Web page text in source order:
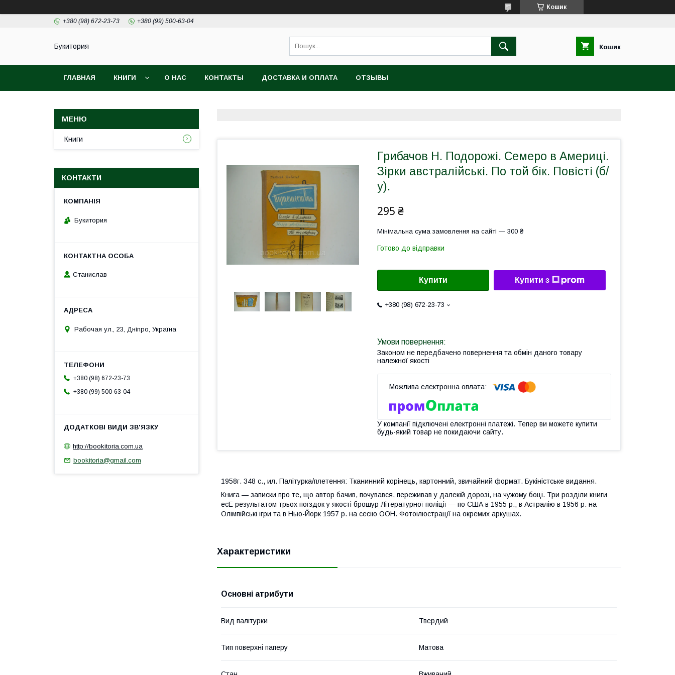
Кошик
+380 (98) 672-23-73 +380 (99) 500-63-04
Букитория Кошик
ГЛАВНАЯ КНИГИ О НАС КОНТАКТЫ ДОСТАВКА И ОПЛАТА ОТЗЫВЫ
Грибачов Н. Подорожі. Семеро в Америці.
Зірки австралійські. По той бік. Повісті (б/
у).
295 ₴
Мінімальна сума замовлення на сайті — 300 ₴
Готово до відправки
Купити Купити з
+380 (98) 672-23-73
Законом не передбачено повернення та обмін даного товару
належної якості
У компанії підключені електронні платежі. Тепер ви можете купити
будь-який товар не покидаючи сайту.
1958г. 348 с., ил. Палітурка/плетення: Тканинний корінець, картонний, звичайний формат. Букіністське видання.
Книга — записки про те, що автор бачив, почувався, переживав у далекій дорозі, на чужому боці. Три розділи книги
ecE результатом трьох поїздок у якості брошур Літературної поліції — по США в 1955 р., в Астралію в 1956 р. на
Олімпійські ігри та в Нью-Йорк 1957 р. на сесію ООН. Фотоілюстрації на окремих аркушах.
Характеристики
Основні атрибути
Вид палітурки Твердий
Тип поверхні паперу Матова
Книги
КОНТАКТИ
Букитория
Станислав
Рабочая ул., 23, Дніпро, Україна
+380 (98) 672-23-73
+380 (99) 500-63-04
http://bookitoria.com.ua
bookitoria@gmail.com